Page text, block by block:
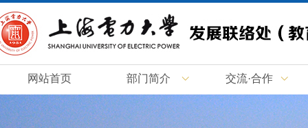
网站首页 部门简介 交流·合作